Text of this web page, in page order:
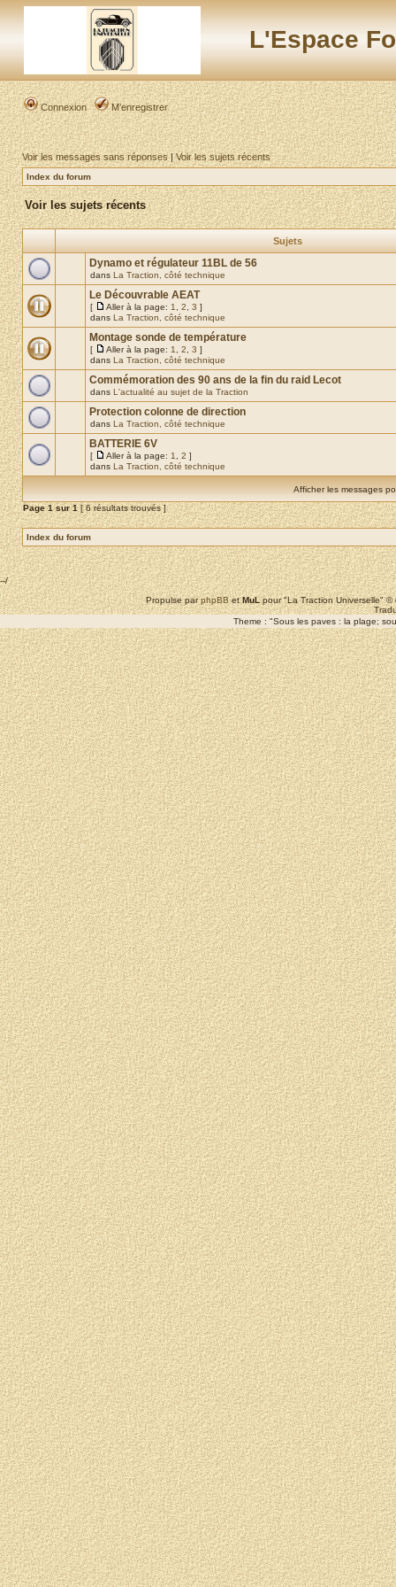
L'Espace
Connexion M’enregistrer
Voir les messages sans réponses|Voir les sujets récents
Index du forum
Voir les sujets récents
Sujets
Dynamo et régulateur 11BL de 56
dans La Traction, côté technique
Le Découvrable AEAT
[ Aller à la page: 1 2 3 ]
dans La Traction, côté technique
Montage sonde de température
[ Aller à la page: 1 2 3 ]
dans La Traction, côté technique
Commémoration des 90 ans de la fin du raid Lecot
dans L'actualité au sujet de la Traction
Protection colonne de direction
dans La Traction, côté technique
BATTERIE 6V
[ Aller à la page: 1 2 ]
dans La Traction, côté technique
Afficher les messages
Page1sur1[ 6 résultats trouvés ]
Index du forum
--/
Propulse parphpBBetMuLpour "La Traction Universelle"
Theme : "Sous les paves : la plage;